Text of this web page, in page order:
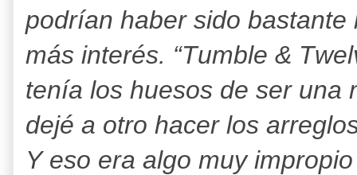
podrían haber sido
más interés. “Tumble &
tenía los huesos de ser una
dejé a otro hacer los
Y eso era algo muy